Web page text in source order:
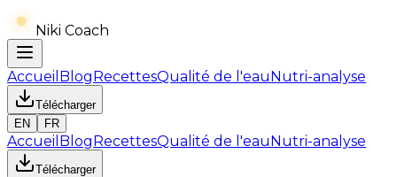
Niki Coach
Accueil BlogRecettesQualité de l'eauNutri-analyse
Télécharger
EN
FR
Accueil BlogRecettesQualité de l'eauNutri-analyse
Télécharger